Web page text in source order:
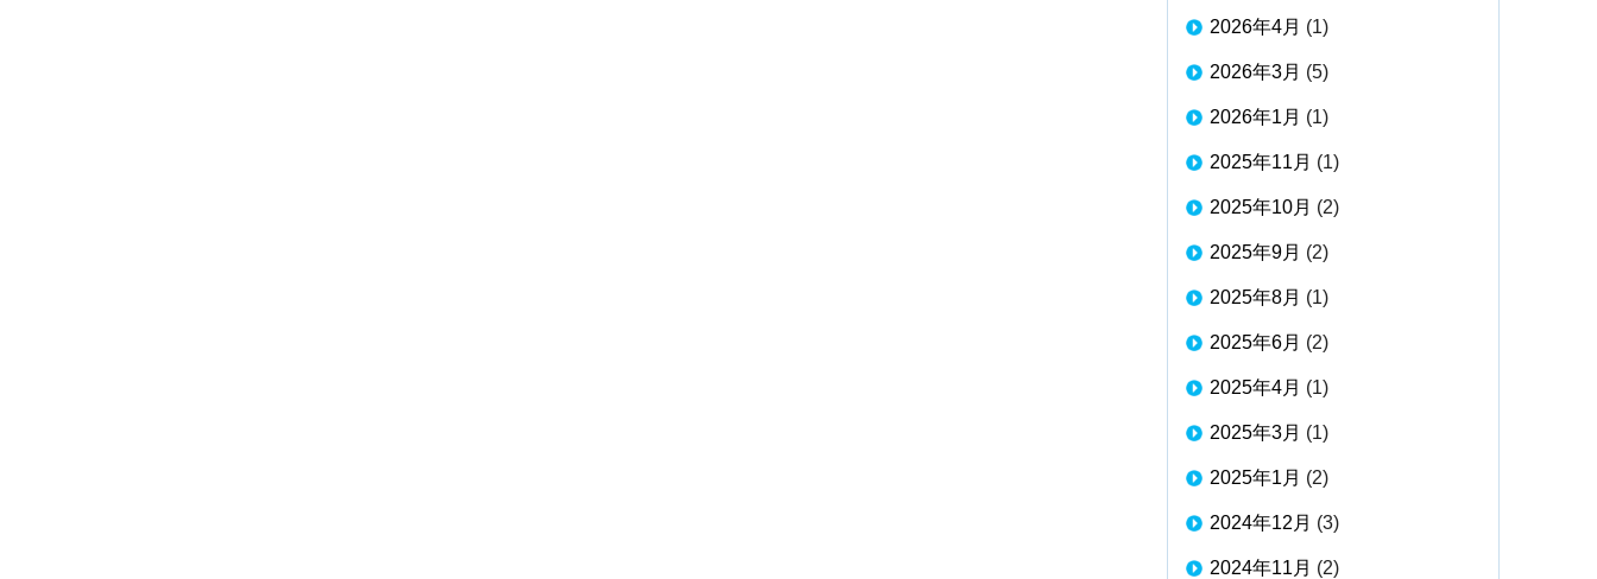
2026年4月 (1)
2026年3月 (5)
2026年1月 (1)
2025年11月 (1)
2025年10月 (2)
2025年9月 (2)
2025年8月 (1)
2025年6月 (2)
2025年4月 (1)
2025年3月 (1)
2025年1月 (2)
2024年12月 (3)
2024年11月 (2)